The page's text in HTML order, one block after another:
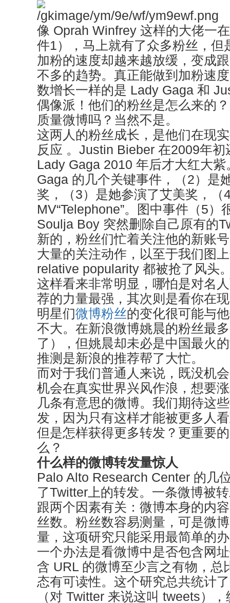
像 Oprah Winfrey 这样的大佬一
件1），马上就有了众多粉丝，但
加粉的速度却越来越放缓，变成
不多的趋势。真正能做到加粉速
数增长一样的是 Lady Gaga 和
偶像派！他们的粉丝是怎么来的
质量微博吗？当然不是。
这两人的粉丝成长，是他们在现
反应 。Justin Bieber 在2009年
Lady Gaga 2010 年后才大红大
Gaga 的几个关键事件，（2）是
奖，（3）是她参演了艾美奖，（
MV“Telephone”。图中事件（5）
Soulja Boy 突然删除自己原有的
新的，粉丝们忙着关注他的新账
大量的关注动作，以至于我们图
relative popularity 都被抢了风头
这样看来非常明显，哪怕是对名
荐的力量最强，其次则是看你在
明星们微博粉丝的变化很可能与
不大。在新浪微博姚晨的粉丝最
了），但姚晨却未必是中国最火
推测是新浪的推荐帮了大忙。
而对于我们普通人来说，既没机
机会在真实世界兴风作浪，想要
几条有意思的微博。我们期待这
发，因为只有这样才能被更多人
但是怎样获得更多转发？更重要
么？
什么样的微博转发量惊人
Palo Alto Research Center 的几
了Twitter上的转发。一条微博被
跟两个因素有关：微博本身的内
丝数。粉丝数容易测量，可是微
量，这项研究只能采用最简单的
一个办法是看微博中是否包含网
含 URL 的微博至少言之有物，总
态有可读性。这个研究总共统计
（对 Twitter 来说这叫 tweets）